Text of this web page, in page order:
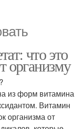
что это
организму
из форм витамина
Витамин
организма от